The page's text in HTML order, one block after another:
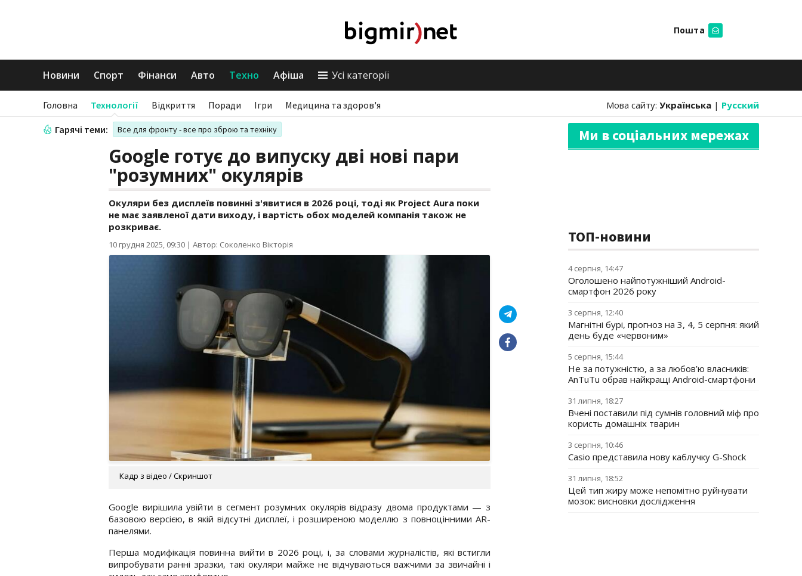
Пошта
Новини Спорт Фінанси Авто Техно Афіша Усі категорії
Головна Технології Відкриття Поради Ігри Медицина та здоров'я Мова сайту: Українська | Русский
Гарячі теми: Все для фронту - все про зброю та техніку
Google готує до випуску дві нові пари
"розумних" окулярів
Окуляри без дисплеїв повинні з'явитися в 2026 році, тоді як Project Aura поки
не має заявленої дати виходу, і вартість обох моделей компанія також не
розкриває.
10 грудня 2025, 09:30 | Автор: Соколенко Вікторія
Кадр з відео / Скриншот
Google вирішила увійти в сегмент розумних окулярів відразу двома продуктами — з
базовою версією, в якій відсутні дисплеї, і розширеною моделлю з повноцінними AR-
панелями.
Перша модифікація повинна вийти в 2026 році, і, за словами журналістів, які встигли
випробувати ранні зразки, такі окуляри майже не відчуваються важчими за звичайні і
Ми в соціальних мережах
ТОП-новини
4 серпня, 14:47
Оголошено найпотужніший Android-
смартфон 2026 року
3 серпня, 12:40
Магнітні бурі, прогноз на 3, 4, 5 серпня: який
день буде «червоним»
5 серпня, 15:44
Не за потужністю, а за любов’ю власників:
AnTuTu обрав найкращі Android-смартфони
31 липня, 18:27
Вчені поставили під сумнів головний міф про
користь домашніх тварин
3 серпня, 10:46
Casio представила нову каблучку G-Shock
31 липня, 18:52
Цей тип жиру може непомітно руйнувати
мозок: висновки дослідження